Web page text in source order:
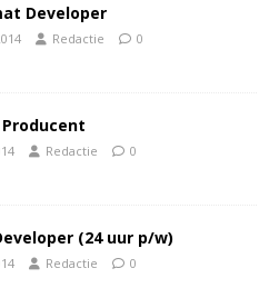
Developer
Redactie 0
Redactie 0
(24 uur p/w)
Redactie 0